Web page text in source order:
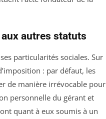
aux autres statuts
particularités sociales. Sur
: par défaut, les
de manière irrévocable pour
personnelle du gérant et
quant à eux soumis à un